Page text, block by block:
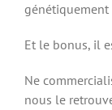
génétiquement
Et le bonus, il
Ne
nous le